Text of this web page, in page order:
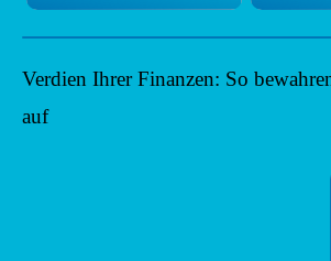
Verdien Ihrer Finanzen: So
auf